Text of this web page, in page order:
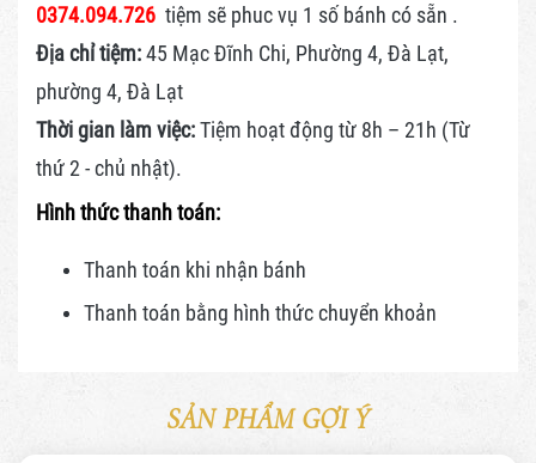
0374.094.726 tiệm sẽ phuc vụ 1 số bánh có sẵn .
Địa chỉ tiệm:45 Mạc Đĩnh Chi, Phường 4, Đà Lạt,
phường 4, Đà Lạt
Thời gian làm việc:Tiệm hoạt động từ 8h – 21h (Từ
thứ 2 - chủ nhật).
Hình thức thanh toán:
Thanh toán khi nhận bánh
Thanh toán bằng hình thứcchuyển khoản
SẢN PHẨM GỢI Ý